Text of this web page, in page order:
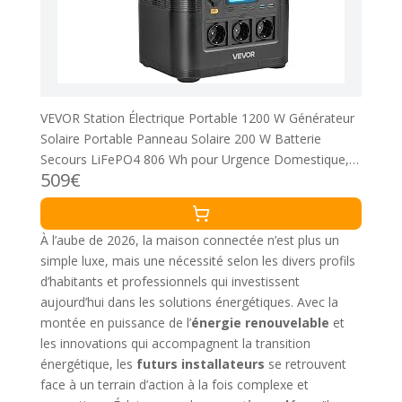
VEVOR Station Électrique Portable 1200 W Générateur
Solaire Portable Panneau Solaire 200 W Batterie
Secours LiFePO4 806 Wh pour Urgence Domestique,
Camping, Voyage Camping-car, avec 9 Ports de Sortie
509€
À l’aube de 2026, la maison connectée n’est plus un
simple luxe, mais une nécessité selon les divers profils
d’habitants et professionnels qui investissent
aujourd’hui dans les solutions énergétiques. Avec la
montée en puissance de l’énergie renouvelable et
les innovations qui accompagnent la transition
énergétique, les futurs installateurs se retrouvent
face à un terrain d’action à la fois complexe et